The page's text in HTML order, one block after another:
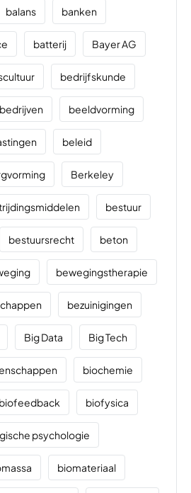
balans banken
batterij Bayer AG
bedrijfskunde
bedrijven beeldvorming
beleid
Berkeley
bestuur
bestuursrecht beton
bewegingstherapie
bezuinigingen
Big Data Big Tech
biochemie
biofeedback biofysica
psychologie
biomateriaal